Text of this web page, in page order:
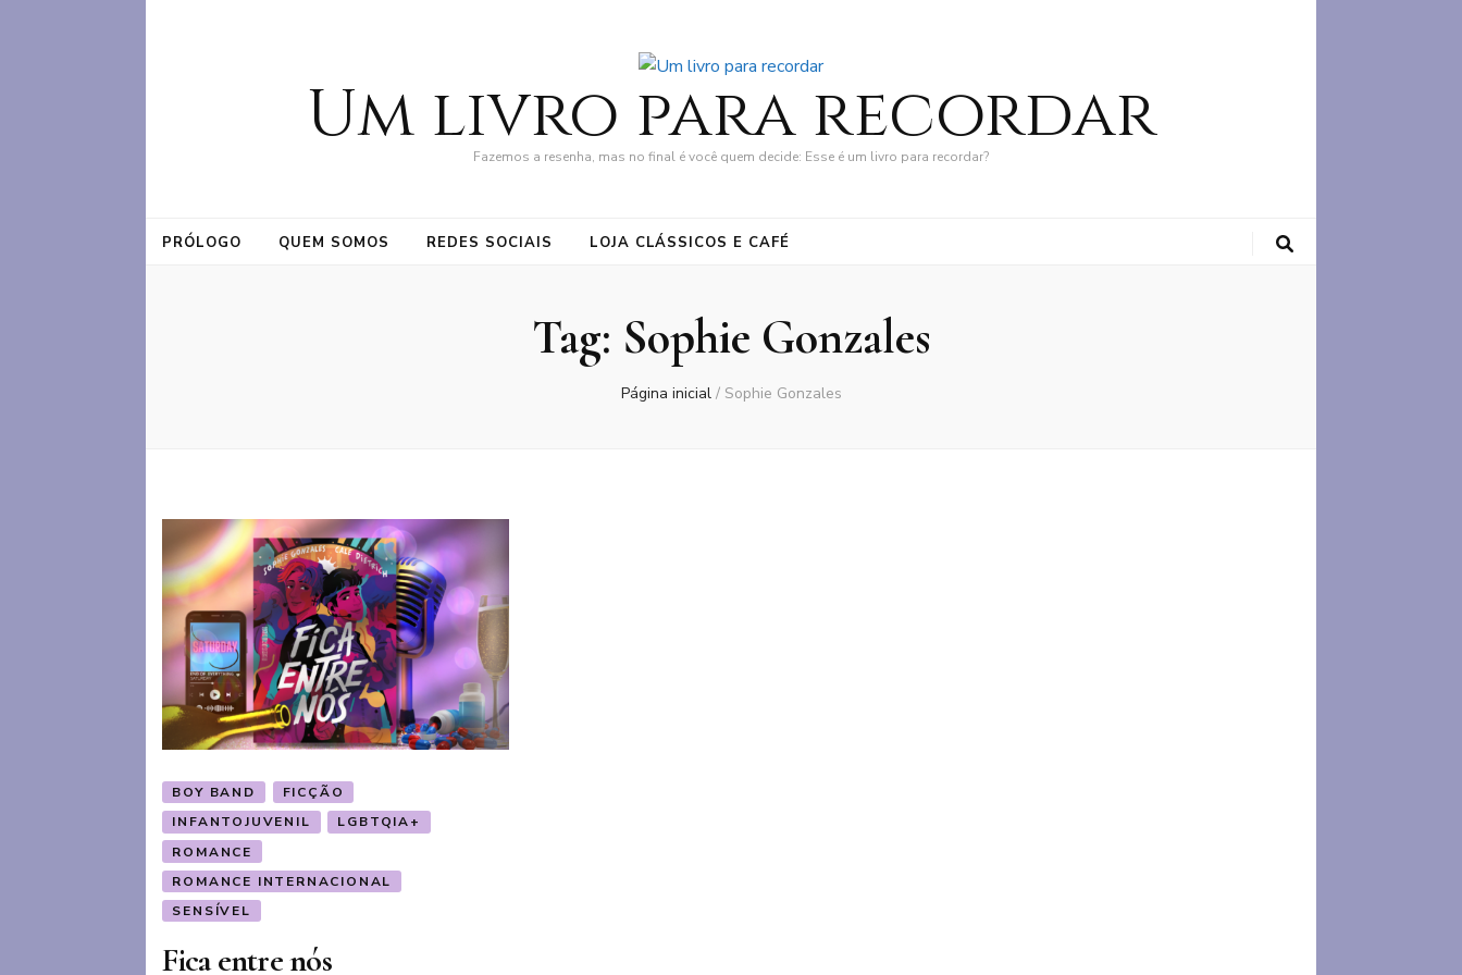
Um livro para recordar
Fazemos a resenha, mas no final é você quem decide: Esse é um livro para recordar?
PRÓLOGO QUEM SOMOS REDES SOCIAIS LOJA CLÁSSICOS E CAFÉ
Tag: Sophie Gonzales
Página inicial / Sophie Gonzales
BOY BAND
FICÇÃO
INFANTOJUVENIL
LGBTQIA+
ROMANCE
ROMANCE INTERNACIONAL
SENSÍVEL
Fica entre nós